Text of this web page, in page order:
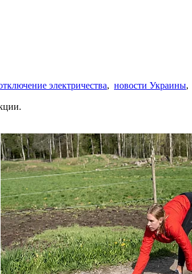
электричества, новости Украины,